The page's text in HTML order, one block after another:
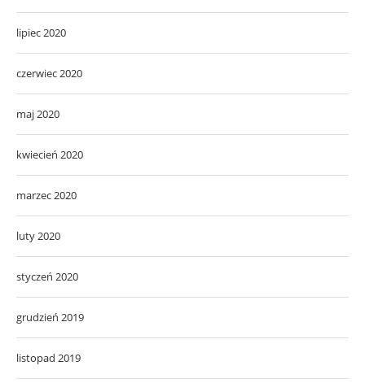
lipiec 2020
czerwiec 2020
maj 2020
kwiecień 2020
marzec 2020
luty 2020
styczeń 2020
grudzień 2019
listopad 2019